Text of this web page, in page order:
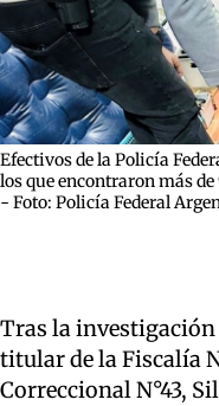
Efectivos de la Policía
los que encontraron más
- Foto: Policía Federal
Tras la
titular de la Fiscalía
Correccional N°43,